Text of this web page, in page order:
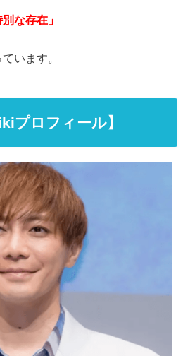
な存在」
います。
プロフィール】